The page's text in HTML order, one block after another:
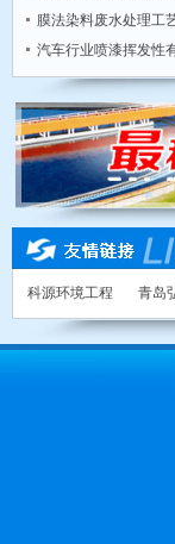
膜法染料废水处理工
汽车行业喷漆挥发性
科源环境工程 青岛